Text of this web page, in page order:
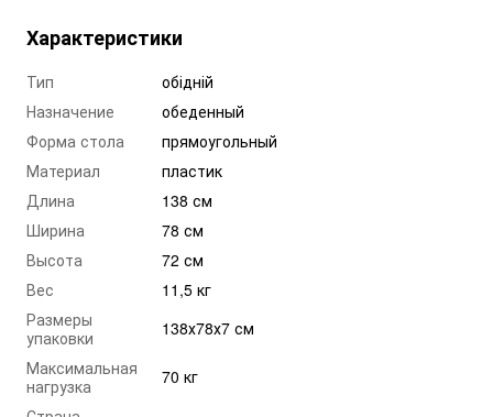
Характеристики
Тип
обідній
Назначение
обеденный
Форма стола
прямоугольный
Материал
пластик
Длина
138 см
Ширина
78 см
Высота
72 см
Вес
11,5 кг
Размеры
упаковки
138х78х7 см
Максимальная
нагрузка
70 кг